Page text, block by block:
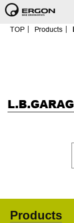
TOP Products
Products